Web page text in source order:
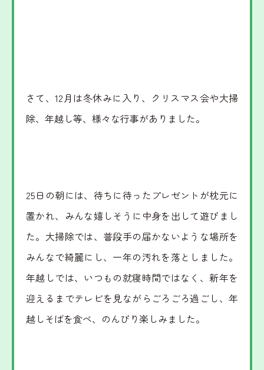
寄附支援 後援会
お問い合わせ 個人情報の保護
さて、12月は冬休みに入り、クリスマス会や大掃
除、年越し等、様々な行事がありました。
25日の朝には、待ちに待ったプレゼントが枕元に
置かれ、みんな嬉しそうに中身を出して遊びまし
た。大掃除では、普段手の届かないような場所を
みんなで綺麗にし、一年の汚れを落としました。
年越しでは、いつもの就寝時間ではなく、新年を
迎えるまでテレビを見ながらごろごろ過ごし、年
越しそばを食べ、のんびり楽しみました。